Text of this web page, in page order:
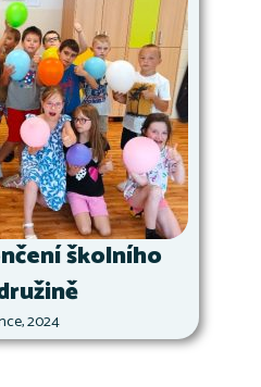
školního
2024